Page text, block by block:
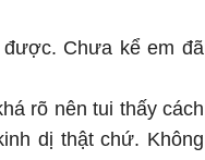
Chưa kể em đã
rõ nên tui thấy cách
dị thật chứ. Không